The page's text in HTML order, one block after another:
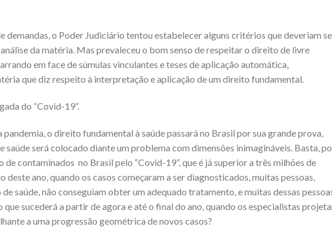
demandas, o Poder Judiciário tentou estabelecer alguns critérios que deveriam
da matéria. Mas prevaleceu o bom senso de respeitar o direito de livre
em face de súmulas vinculantes e teses de aplicação automática,
que diz respeito à interpretação e aplicação de um direito fundamental.
do “Covid-19”.
pandemia, o direito fundamental à saúde passará no Brasil por sua grande prova,
saúde será colocado diante um problema com dimensões inimagináveis. Basta,
de contaminados no Brasil pelo “Covid-19”, que é já superior a três milhões de
deste ano, quando os casos começaram a ser diagnosticados, muitas pessoas,
saúde, não conseguiam obter um adequado tratamento, e muitas dessas
sucederá a partir de agora e até o final do ano, quando os especialistas
a uma progressão geométrica de novos casos?